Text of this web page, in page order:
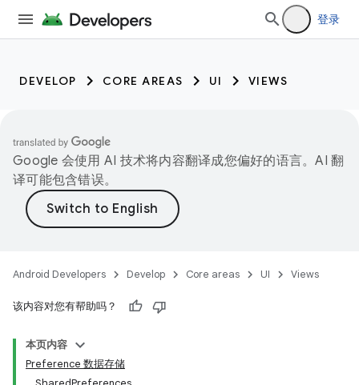
登录
DEVELOP CORE AREAS UI VIEWS
Google 会使用 AI 技术将内容翻译成您偏好的语言。AI 翻
译可能包含错误。
Android Developers Develop Core areas UI Views
该内容对您有帮助吗？
本页内容
Preference 数据存储